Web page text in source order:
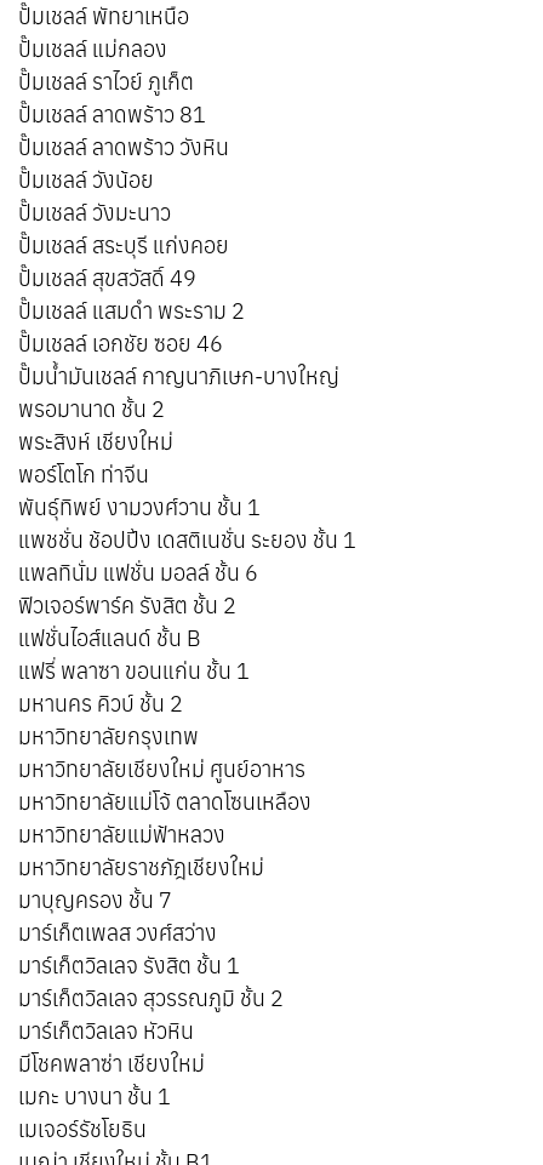
ปั๊มเชลล์ พัทยาเหนือ
ปั๊มเชลล์ แม่กลอง
ปั๊มเชลล์ ราไวย์ ภูเก็ต
ปั๊มเชลล์ ลาดพร้าว 81
ปั๊มเชลล์ ลาดพร้าว วังหิน
ปั๊มเชลล์ วังน้อย
ปั๊มเชลล์ วังมะนาว
ปั๊มเชลล์ สระบุรี แก่งคอย
ปั๊มเชลล์ สุขสวัสดิ์ 49
ปั๊มเชลล์ แสมดำ พระราม 2
ปั๊มเชลล์ เอกชัย ซอย 46
ปั๊มน้ำมันเชลล์ กาญนาภิเษก-บางใหญ่
พรอมานาด ชั้น 2
พระสิงห์ เชียงใหม่
พอร์โตโก ท่าจีน
พันธุ์ทิพย์ งามวงศ์วาน ชั้น 1
แพชชั่น ช้อปปิ้ง เดสติเนชั่น ระยอง ชั้น 1
แพลทินั่ม แฟชั่น มอลล์ ชั้น 6
ฟิวเจอร์พาร์ค รังสิต ชั้น 2
แฟชั่นไอส์แลนด์ ชั้น B
แฟรี่ พลาซา ขอนแก่น ชั้น 1
มหานคร คิวบ์ ชั้น 2
มหาวิทยาลัยกรุงเทพ
มหาวิทยาลัยเชียงใหม่ ศูนย์อาหาร
มหาวิทยาลัยแม่โจ้ ตลาดโซนเหลือง
มหาวิทยาลัยแม่ฟ้าหลวง
มหาวิทยาลัยราชภัฎเชียงใหม่
มาบุญครอง ชั้น 7
มาร์เก็ตเพลส วงศ์สว่าง
มาร์เก็ตวิลเลจ รังสิต ชั้น 1
มาร์เก็ตวิลเลจ สุวรรณภูมิ ชั้น 2
มาร์เก็ตวิลเลจ หัวหิน
มีโชคพลาซ่า เชียงใหม่
เมกะ บางนา ชั้น 1
เมเจอร์รัชโยธิน